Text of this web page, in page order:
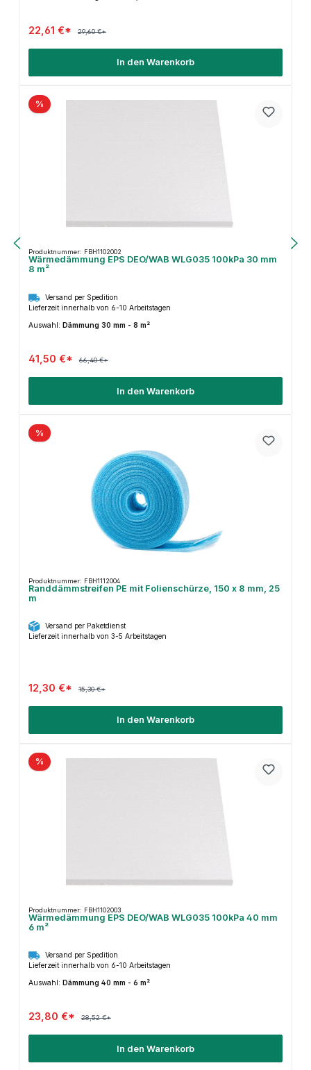
22,61 €* 29,60 €*
In den Warenkorb
%
Produktnummer: FBH1102002
Wärmedämmung EPS DEO/WAB WLG035 100kPa 30 mm
8 m²
Versand per Spedition
Lieferzeit innerhalb von 6-10 Arbeitstagen
Auswahl: Dämmung 30 mm - 8 m²
41,50 €* 66,40 €*
In den Warenkorb
%
Produktnummer: FBH1112004
Randdämmstreifen PE mit Folienschürze, 150 x 8 mm, 25
m
Versand per Paketdienst
Lieferzeit innerhalb von 3-5 Arbeitstagen
12,30 €* 15,30 €*
In den Warenkorb
%
Produktnummer: FBH1102003
Wärmedämmung EPS DEO/WAB WLG035 100kPa 40 mm
6 m²
Versand per Spedition
Lieferzeit innerhalb von 6-10 Arbeitstagen
Auswahl: Dämmung 40 mm - 6 m²
23,80 €* 28,52 €*
In den Warenkorb